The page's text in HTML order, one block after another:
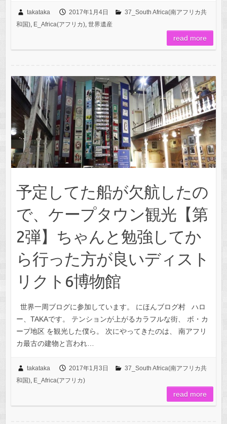
takataka 2017年1月4日
37_South Africa(南アフリカ共
和国), E_Africa(アフリカ), 世界遺産
read more
予定してた船が欠航したの
で、ケープタウン観光【第
2弾】ちゃんと勉強してか
ら行った方が良いディスト
リクト6博物館
世界一周ブログに参加しています。 にほんブログ村 ハロ
ー、TAKAです。 テンションが上がるカラフルな街、 ボ・カ
ープ地区 を観光した僕ら。 次にやってきたのは、 南アフリ
カ最古の建物と言われ…
takataka 2017年1月3日
37_South Africa(南アフリカ共
和国), E_Africa(アフリカ)
read more